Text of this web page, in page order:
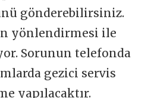
gönderebilirsiniz.
yönlendirmesi ile
Sorunun telefonda
gezici servis
yapılacaktır.